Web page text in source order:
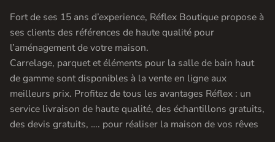
Fort de ses 15 ans d’experience, Réflex Boutique propose à
ses clients des références de haute qualité pour
l’aménagement de votre maison.
Carrelage, parquet et éléments pour la salle de bain haut
de gamme sont disponibles à la vente en ligne aux
meilleurs prix. Profitez de tous les avantages Réflex : un
service livraison de haute qualité, des échantillons gratuits,
des devis gratuits, …. pour réaliser la maison de vos rêves